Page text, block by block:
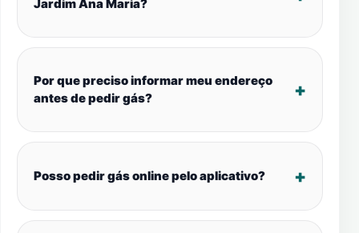
Jardim Ana Maria?
Por que preciso informar meu endereço
antes de pedir gás?
Posso pedir gás online pelo aplicativo?